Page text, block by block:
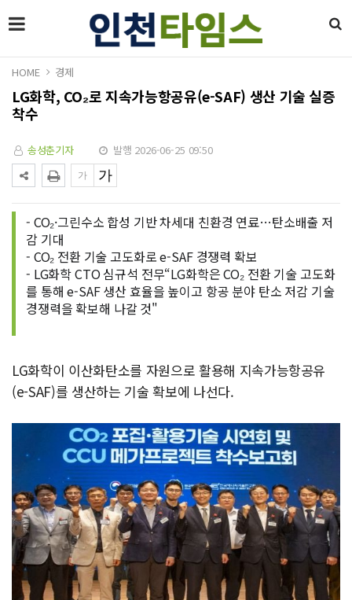
HOME 경제
LG화학, CO₂로 지속가능항공유(e-SAF) 생산 기술 실증
착수
송성춘기자 발행 2026-06-25 09:50
- CO₂·그린수소 합성 기반 차세대 친환경 연료…탄소배출 저
감 기대
- CO₂ 전환 기술 고도화로 e-SAF 경쟁력 확보
- LG화학 CTO 심규석 전무“LG화학은 CO₂ 전환 기술 고도화
를 통해 e-SAF 생산 효율을 높이고 항공 분야 탄소 저감 기술
경쟁력을 확보해 나갈 것"
LG화학이 이산화탄소를 자원으로 활용해 지속가능항공유
(e-SAF)를 생산하는 기술 확보에 나선다.